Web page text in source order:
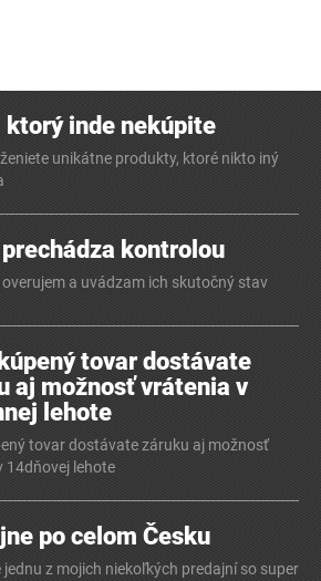
ktorý inde nekúpite
unikátne produkty, ktoré nikto iný
kontrolou
a uvádzam ich skutočný stav
tovar dostávate
aj možnosť vrátenia v
lehote
tovar dostávate záruku aj možnosť
14dňovej lehote
po celom Česku
z mojich niekoľkých predajní so super